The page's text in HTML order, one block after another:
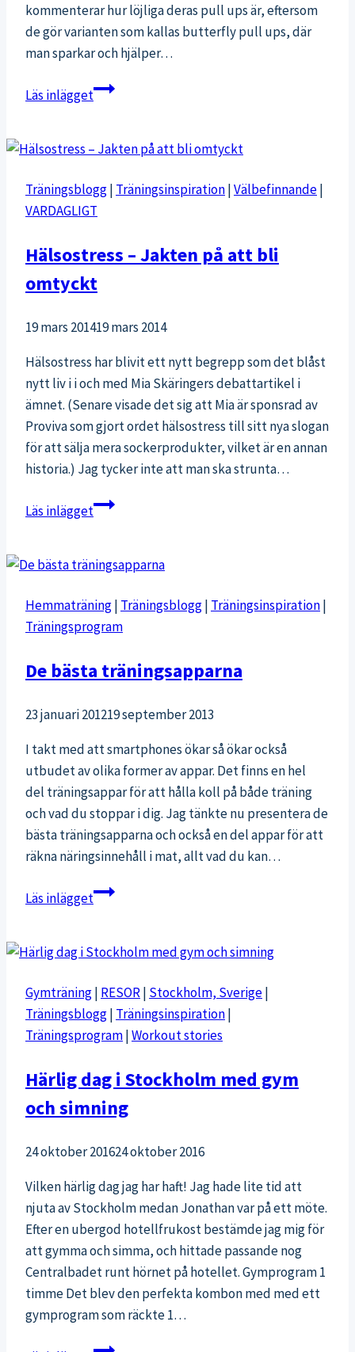
kommenterar hur löjliga deras pull ups är, eftersom
de gör varianten som kallas butterfly pull ups, där
man sparkar och hjälper…
Läs inläggetCrossfit
i
varianter
–
hur
och
Träningsblogg| Träningsinspiration|Välbefinnande|
VARDAGLIGT
Hälsostress – Jakten på att bli
omtyckt
19 mars 201419 mars 2014
Hälsostress har blivit ett nytt begrepp som det blåst
nytt liv i i och med Mia Skäringers debattartikel i
ämnet. (Senare visade det sig att Mia är sponsrad av
Proviva som gjort ordet hälsostress till sitt nya slogan
för att sälja mera sockerprodukter, vilket är en annan
historia.) Jag tycker inte att man ska strunta…
Läs inläggetHälsostress
på
bli
omtyckt
Hemmaträning| Träningsblogg| Träningsinspiration|
Träningsprogram
De bästa träningsapparna
23 januari 201219 september 2013
I takt med att smartphones ökar så ökar också
utbudet av olika former av appar. Det finns en hel
del träningsappar för att hålla koll på både träning
och vad du stoppar i dig. Jag tänkte nu presentera de
bästa träningsapparna och också en del appar för att
räkna näringsinnehåll i mat, allt vad du kan…
Läs inläggetDe
Gymträning| RESOR| Stockholm, Sverige|
Träningsblogg| Träningsinspiration|
Träningsprogram|Workout stories
Härlig dag i Stockholm med gym
och simning
24 oktober 201624 oktober 2016
Vilken härlig dag jag har haft! Jag hade lite tid att
njuta av Stockholm medan Jonathan var på ett möte.
Efter en ubergod hotellfrukost bestämde jag mig för
att gymma och simma, och hittade passande nog
Centralbadet runt hörnet på hotellet. Gymprogram 1
timme Det blev den perfekta kombon med med ett
gymprogram som räckte 1…
Härlig